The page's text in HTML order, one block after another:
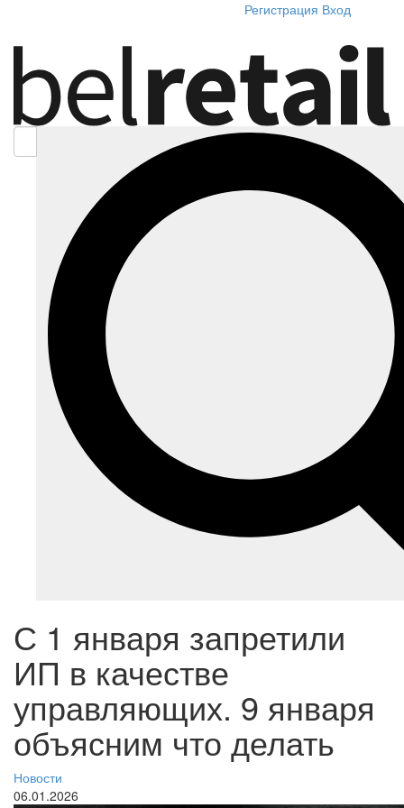
Регистрация Вход
С 1 января запретили
ИП в качестве
управляющих. 9 января
объясним что делать
Новости
06.01.2026